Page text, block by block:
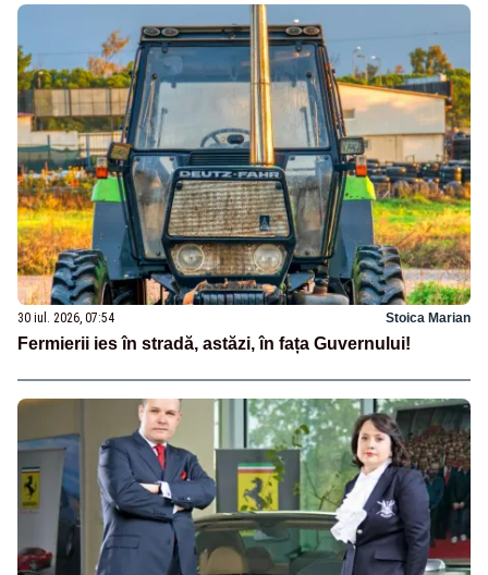
30 iul. 2026, 07:54 Stoica Marian
Fermierii ies în stradă, astăzi, în fața Guvernului!